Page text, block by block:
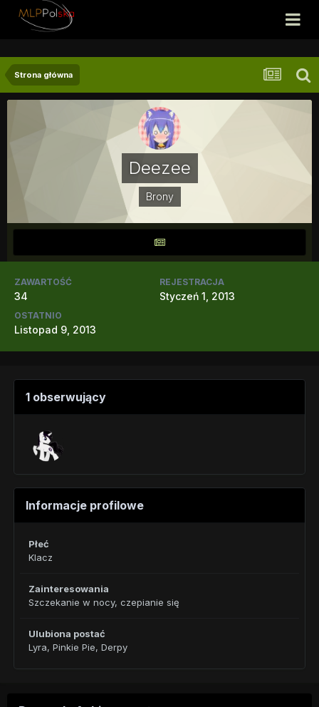
Strona główna
Deezee
Brony
ZAWARTOŚĆ
34
REJESTRACJA
Styczeń 1, 2013
OSTATNIO
Listopad 9, 2013
1 obserwujący
Informacje profilowe
Płeć
Klacz
Zainteresowania
Szczekanie w nocy, czepianie się
Ulubiona postać
Lyra, Pinkie Pie, Derpy